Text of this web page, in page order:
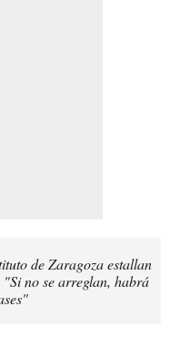
de Zaragoza estallan
no se arreglan, habrá